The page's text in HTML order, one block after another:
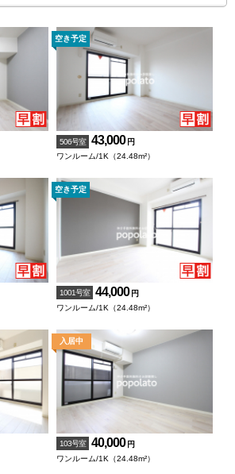
506号室 43,000 円
ワンルーム/1K（24.48m²）
1001号室 44,000 円
ワンルーム/1K（24.48m²）
103号室 40,000 円
ワンルーム/1K（24.48m²）